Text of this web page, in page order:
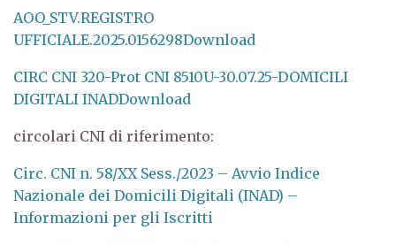
AOO_STV.REGISTRO
UFFICIALE.2025.0156298Download
CIRC CNI 320-Prot CNI 8510U-30.07.25-DOMICILI
DIGITALI INADDownload
circolari CNI di riferimento:
Circ. CNI n. 58/XX Sess./2023 – Avvio Indice
Nazionale dei Domicili Digitali (INAD) –
Informazioni per gli Iscritti